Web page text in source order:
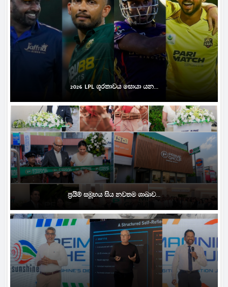
2026 LPL ශූරතාවය සොයා යන...
ප්‍රයිම් සමූහය සිය නවතම ශාඛාව...